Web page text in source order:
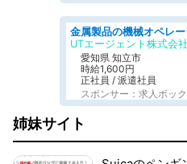
UTエージェント株式会
愛知県 知立市
時給1,600円
正社員 / 派遣社員
スポンサー：求人ボッ
姉妹サイト